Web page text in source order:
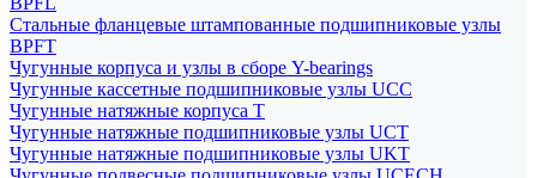
Стальные фланцевые штампованные подшипниковые узлы
BPFT
Чугунные корпуса и узлы в сборе Y-bearings
Чугунные кассетные подшипниковые узлы UCC
Чугунные натяжные корпуса T
Чугунные натяжные подшипниковые узлы UCT
Чугунные натяжные подшипниковые узлы UKT